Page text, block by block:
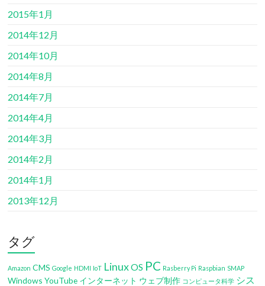
2015年1月
2014年12月
2014年10月
2014年8月
2014年7月
2014年4月
2014年3月
2014年2月
2014年1月
2013年12月
タグ
Amazon CMS Google HDMI IoT LinuxOS PC Rasberry Pi Raspbian SMAP
Windows YouTube インターネット ウェブ制作 コンピュータ科学 シス